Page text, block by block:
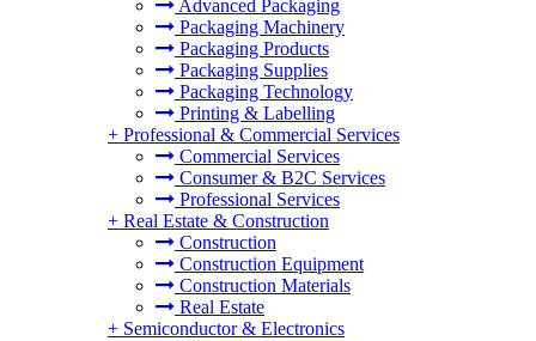
Advanced Packaging
Packaging Machinery
Packaging Products
Packaging Supplies
Packaging Technology
Printing & Labelling
+ Professional & Commercial Services
Commercial Services
Consumer & B2C Services
Professional Services
+ Real Estate & Construction
Construction
Construction Equipment
Construction Materials
Real Estate
+ Semiconductor & Electronics